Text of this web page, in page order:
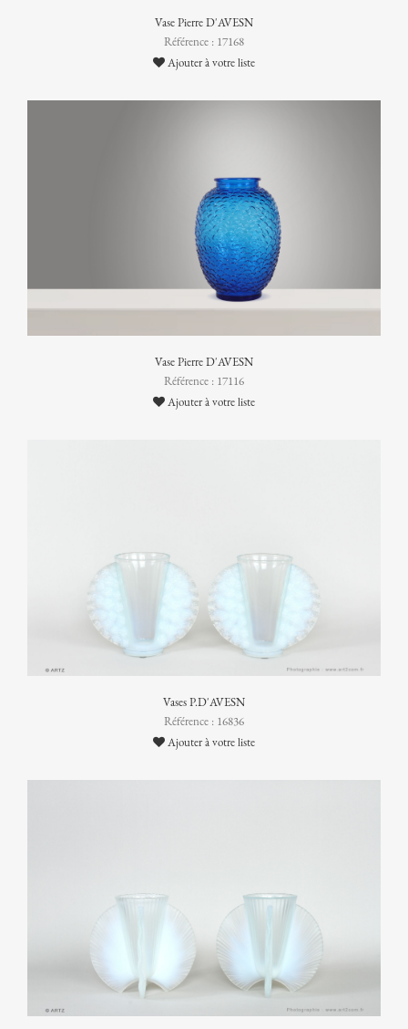
Vase Pierre D'AVESN
Référence : 17168
Ajouter à votre liste
Vase Pierre D'AVESN
Référence : 17116
Ajouter à votre liste
Vases P.D'AVESN
Référence : 16836
Ajouter à votre liste